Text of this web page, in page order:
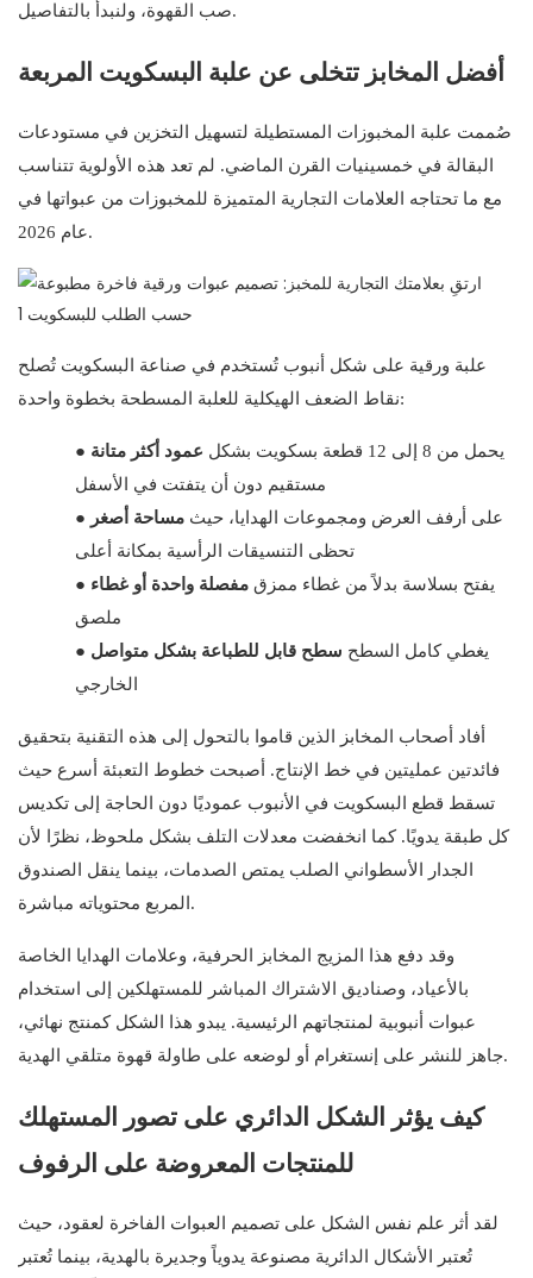
صب القهوة، ولنبدأ بالتفاصيل.
أفضل المخابز تتخلى عن علبة البسكويت المربعة
صُممت علبة المخبوزات المستطيلة لتسهيل التخزين في مستودعات
البقالة في خمسينيات القرن الماضي. لم تعد هذه الأولوية تتناسب
مع ما تحتاجه العلامات التجارية المتميزة للمخبوزات من عبواتها في
عام 2026.
علبة ورقية على شكل أنبوب تُستخدم في صناعة البسكويت تُصلح
نقاط الضعف الهيكلية للعلبة المسطحة بخطوة واحدة:
● عمود أكثر متانة يحمل من 8 إلى 12 قطعة بسكويت بشكل
مستقيم دون أن يتفتت في الأسفل
● مساحة أصغر على أرفف العرض ومجموعات الهدايا، حيث
تحظى التنسيقات الرأسية بمكانة أعلى
● مفصلة واحدة أو غطاء يفتح بسلاسة بدلاً من غطاء ممزق
ملصق
● سطح قابل للطباعة بشكل متواصل يغطي كامل السطح
الخارجي
أفاد أصحاب المخابز الذين قاموا بالتحول إلى هذه التقنية بتحقيق
فائدتين عمليتين في خط الإنتاج. أصبحت خطوط التعبئة أسرع حيث
تسقط قطع البسكويت في الأنبوب عموديًا دون الحاجة إلى تكديس
كل طبقة يدويًا. كما انخفضت معدلات التلف بشكل ملحوظ، نظرًا لأن
الجدار الأسطواني الصلب يمتص الصدمات، بينما ينقل الصندوق
المربع محتوياته مباشرة.
وقد دفع هذا المزيج المخابز الحرفية، وعلامات الهدايا الخاصة
بالأعياد، وصناديق الاشتراك المباشر للمستهلكين إلى استخدام
عبوات أنبوبية لمنتجاتهم الرئيسية. يبدو هذا الشكل كمنتج نهائي،
جاهز للنشر على إنستغرام أو لوضعه على طاولة قهوة متلقي الهدية.
كيف يؤثر الشكل الدائري على تصور المستهلك
للمنتجات المعروضة على الرفوف
لقد أثر علم نفس الشكل على تصميم العبوات الفاخرة لعقود، حيث
تُعتبر الأشكال الدائرية مصنوعة يدوياً وجديرة بالهدية، بينما تُعتبر